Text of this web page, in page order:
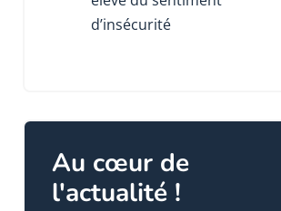
d’insécurité
Au cœur de
l'actualité !